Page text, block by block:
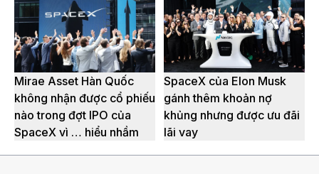
Mirae Asset Hàn Quốc
không nhận được cổ phiếu
nào trong đợt IPO của
SpaceX vì … hiểu nhầm
SpaceX của Elon Musk
gánh thêm khoản nợ
khủng nhưng được ưu đãi
lãi vay